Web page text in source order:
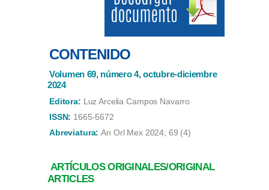
CONTENIDO
Volumen 69, número 4, octubre-diciembre
2024
Editora: Luz Arcelia Campos Navarro
ISSN: 1665-5672
Abreviatura: An Orl Mex 2024; 69 (4)
ARTÍCULOS ORIGINALES/ORIGINAL
ARTICLES